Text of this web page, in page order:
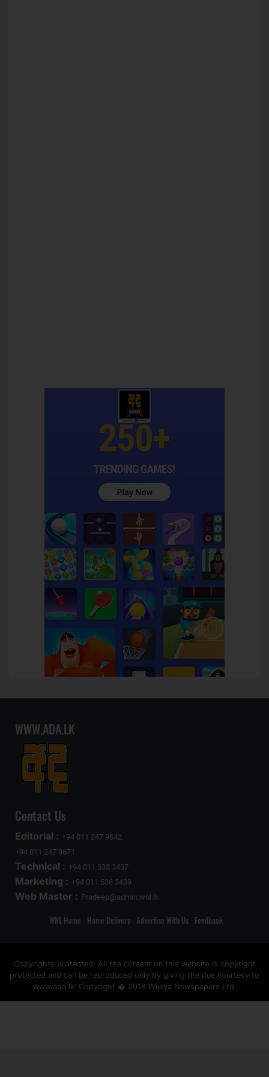
WWW.ADA.LK
Contact Us
Editorial : +94 011 247 9642,
+94 011 247 9671
Technical : +94 011 538 3437
Marketing : +94 011 538 3439
Web Master : Pradeep@admin.wnl.lk
WNL Home Home Delivery Advertise With Us Feedback
Copyrights protected: All the content on this website is copyright
protected and can be reproduced only by giving the due courtesy to
www.ada.lk' Copyright � 2018 Wijeya Newspapers Ltd.